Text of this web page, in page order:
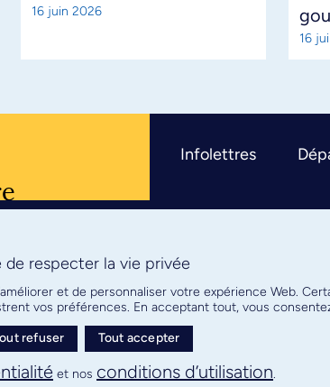
16 juin 2026
16
Infolettres
de respecter la vie privée
et de personnaliser votre expérience Web.
vos préférences. En acceptant tout, vous
refuser Tout accepter
et nos conditions d’utilisation.